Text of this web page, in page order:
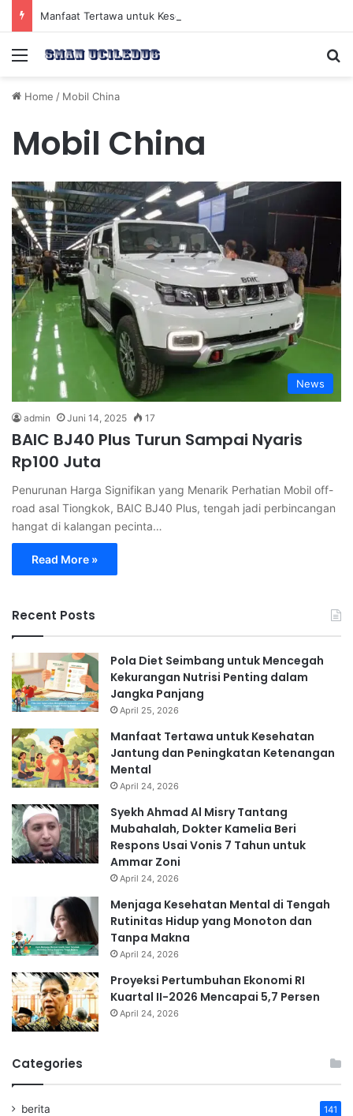
Menu
Home / Mobil China
Mobil China
News
admin Juni 14, 2025 17
BAIC BJ40 Plus Turun Sampai Nyaris
Rp100 Juta
Penurunan Harga Signifikan yang Menarik Perhatian Mobil off-
road asal Tiongkok, BAIC BJ40 Plus, tengah jadi perbincangan
hangat di kalangan pecinta…
Read More »
Recent Posts
Pola Diet Seimbang untuk Mencegah
Kekurangan Nutrisi Penting dalam
Jangka Panjang
April 25, 2026
Manfaat Tertawa untuk Kesehatan
Jantung dan Peningkatan Ketenangan
Mental
April 24, 2026
Syekh Ahmad Al Misry Tantang
Mubahalah, Dokter Kamelia Beri
Respons Usai Vonis 7 Tahun untuk
Ammar Zoni
April 24, 2026
Menjaga Kesehatan Mental di Tengah
Rutinitas Hidup yang Monoton dan
Tanpa Makna
April 24, 2026
Proyeksi Pertumbuhan Ekonomi RI
Kuartal II-2026 Mencapai 5,7 Persen
April 24, 2026
Categories
berita 141